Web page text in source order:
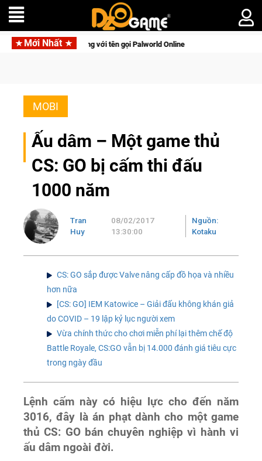
Mới Nhất
lên di động với tên gọi Palworld Online
MOBI
Ấu dâm – Một game thủ
CS: GO bị cấm thi đấu
1000 năm
Tran
Huy
08/02/2017
13:30:00
Nguồn:
Kotaku
CS: GO sắp được Valve nâng cấp đồ họa và nhiều
hơn nữa
[CS: GO] IEM Katowice – Giải đấu không khán giả
do COVID – 19 lập kỷ lục người xem
Vừa chính thức cho chơi miễn phí lại thêm chế độ
Battle Royale, CS:GO vẫn bị 14.000 đánh giá tiêu cực
trong ngày đầu
Lệnh cấm này có hiệu lực cho đến năm
3016, đây là án phạt dành cho một game
thủ CS: GO bán chuyên nghiệp vì hành vi
ấu dâm ngoài đời.